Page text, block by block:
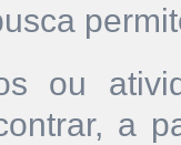
ou
a